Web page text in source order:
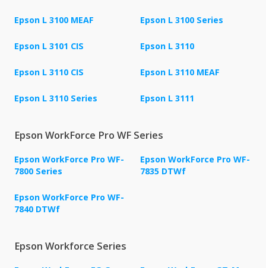
Epson L 3100 MEAF Epson L 3100 Series
Epson L 3101 CIS Epson L 3110
Epson L 3110 CIS Epson L 3110 MEAF
Epson L 3110 Series Epson L 3111
Epson WorkForce Pro WF Series
Epson WorkForce Pro WF-
7800 Series
Epson WorkForce Pro WF-
7835 DTWf
Epson WorkForce Pro WF-
7840 DTWf
Epson Workforce Series